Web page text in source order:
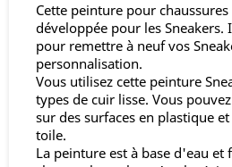
Cette peinture pour
développée pour les Sneakers.
pour remettre à neuf vos
personnalisation.
Vous utilisez cette peinture
types de cuir lisse. Vous
sur des surfaces en plastique
toile.
La peinture est à base d'eau